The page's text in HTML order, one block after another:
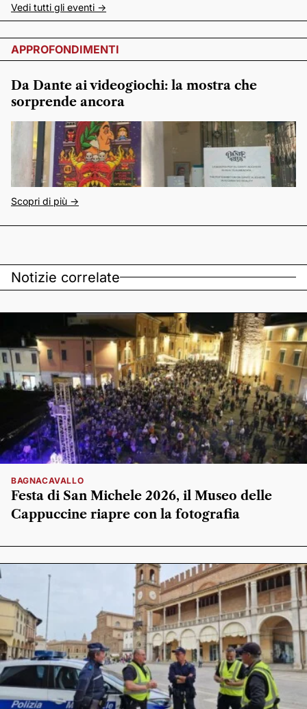
Vedi tutti gli eventi ->
APPROFONDIMENTI
Da Dante ai videogiochi: la mostra che
sorprende ancora
Scopri di più ->
Notizie correlate
BAGNACAVALLO
Festa di San Michele 2026, il Museo delle
Cappuccine riapre con la fotografia